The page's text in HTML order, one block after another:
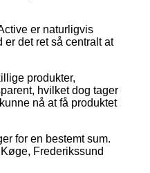
er naturligvis
det ret så centralt at
produkter,
hvilket dog tager
nå at få produktet
for en bestemt sum.
Frederikssund